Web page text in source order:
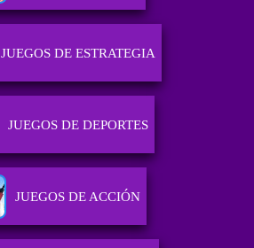
JUEGOS DE ESTRATEGIA
JUEGOS DE DEPORTES
JUEGOS DE ACCIÓN